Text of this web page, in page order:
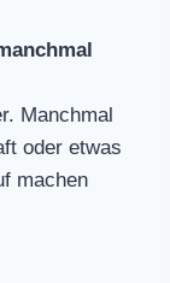
Manchmal
oder etwas
machen